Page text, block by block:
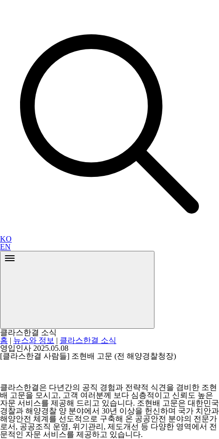
KO
EN
클라스한결 소식
홈 | 뉴스와 정보 | 클라스한결 소식
영입인사 2025.05.08
[클라스한결 사람들] 조현배 고문 (전 해양경찰청장)
클라스한결은 다년간의 공직 경험과 전략적 식견을 겸비한 조현
배 고문을 모시고, 고객 여러분께 보다 심층적이고 신뢰도 높은
자문 서비스를 제공해 드리고 있습니다. 조현배 고문은 대한민국
경찰과 해양경찰 양 분야에서 30년 이상을 헌신하며 국가 치안과
해양안전 체계를 선도적으로 구축해 온 공공안전 분야의 전문가
로서, 공공조직 운영, 위기관리, 제도개선 등 다양한 영역에서 전
문적인 자문 서비스를 제공하고 있습니다.